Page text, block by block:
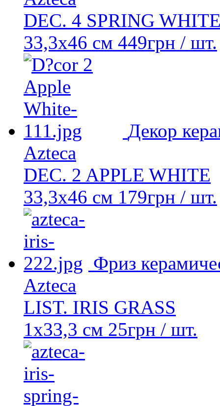
DEC. 4 SPRING
33,3x46 см 449грн / шт.
Декор
Azteca
DEC. 2 APPLE WHITE
33,3x46 см 179грн / шт.
Фриз
Azteca
LIST. IRIS GRASS
1x33,3 см 25грн / шт.